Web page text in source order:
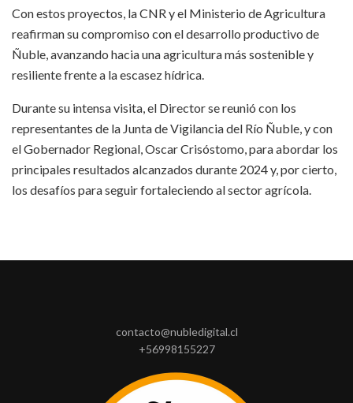
Con estos proyectos, la CNR y el Ministerio de Agricultura
reafirman su compromiso con el desarrollo productivo de
Ñuble, avanzando hacia una agricultura más sostenible y
resiliente frente a la escasez hídrica.
Durante su intensa visita, el Director se reunió con los
representantes de la Junta de Vigilancia del Río Ñuble, y con
el Gobernador Regional, Oscar Crisóstomo, para abordar los
principales resultados alcanzados durante 2024 y, por cierto,
los desafíos para seguir fortaleciendo al sector agrícola.
contacto@nubledigital.cl
+56998155227